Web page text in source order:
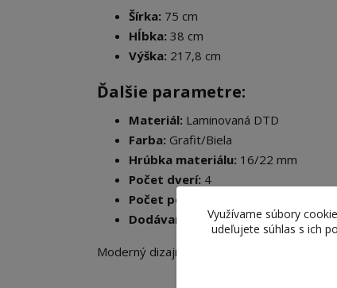
Šírka: 75 cm
Hĺbka: 38 cm
Výška: 217,8 cm
Ďalšie parametre:
Materiál: Laminovaná DTD
Farba: Grafit/Biela
Hrúbka materiálu: 16/22 mm
Počet dverí: 4
Počet políc:
Dodávané v demonte
Moderný dizajn a praktické rozloženie políc
Využívame súbory
udeľujete súhlas s ich